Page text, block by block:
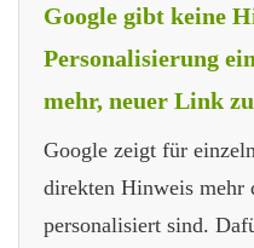
Google gibt keine
Personalisierung
mehr, neuer Link
Google zeigt für
direkten Hinweis mehr
personalisiert sind.